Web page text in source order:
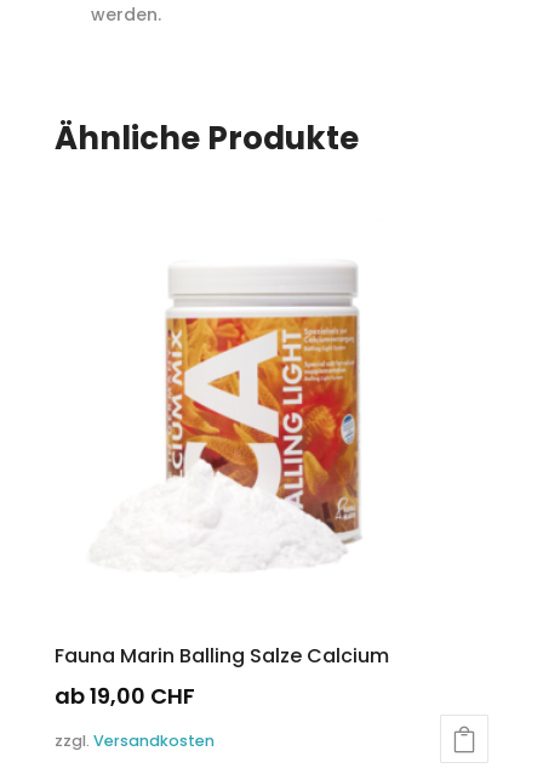
werden.
Ähnliche Produkte
Fauna Marin Balling Salze Calcium
ab19,00 CHF
Produkt
zzgl. Versandkosten